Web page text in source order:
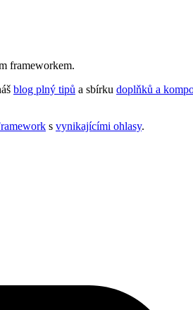
frameworkem.
blog plný tipů a sbírku doplňků a
s vynikajícími ohlasy.